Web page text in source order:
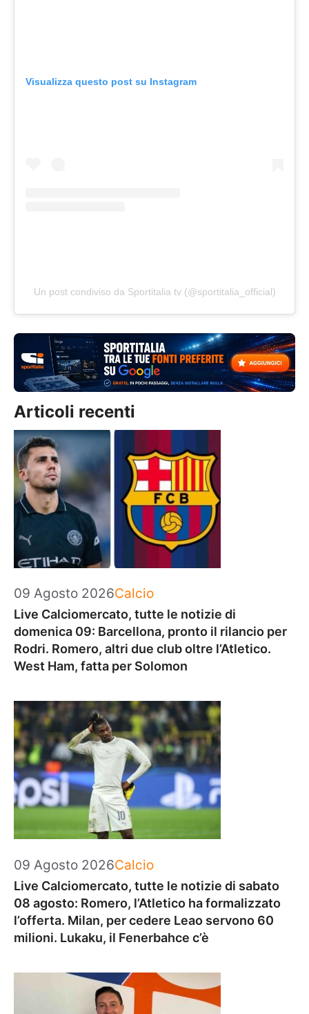
Visualizza questo post su Instagram
Un post condiviso da Sportitalia tv (@sportitalia_official)
Articoli recenti
09 Agosto 2026Categorie
Calcio
Live Calciomercato, tutte le notizie di
domenica 09: Barcellona, pronto il rilancio per
Rodri. Romero, altri due club oltre l’Atletico.
West Ham, fatta per Solomon
09 Agosto 2026Categorie
Calcio
Live Calciomercato, tutte le notizie di sabato
08 agosto: Romero, l’Atletico ha formalizzato
l’offerta. Milan, per cedere Leao servono 60
milioni. Lukaku, il Fenerbahce c’è